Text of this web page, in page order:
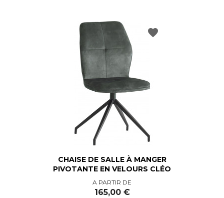
CHAISE DE SALLE À MANGER
PIVOTANTE EN VELOURS CLÉO
Prix
A PARTIR DE
165,00 €
favorite